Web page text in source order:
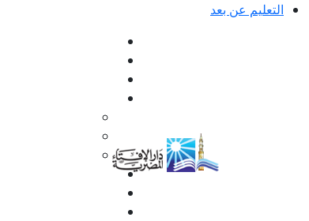
التعليم عن بعد